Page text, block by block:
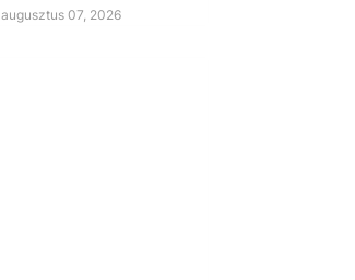
augusztus 07, 2026